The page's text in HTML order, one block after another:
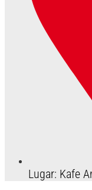
Lugar: Kafe